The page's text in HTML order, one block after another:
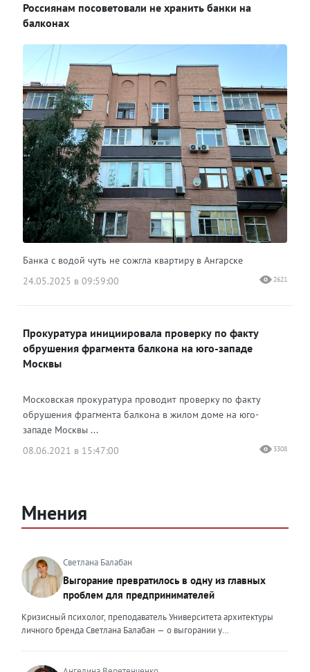
Россиянам посоветовали не хранить банки на
балконах
Банка с водой чуть не сожгла квартиру в Ангарске
24.05.2025 в 09:59:00
2621
Прокуратура инициировала проверку по факту
обрушения фрагмента балкона на юго-западе
Москвы
Московская прокуратура проводит проверку по факту
обрушения фрагмента балкона в жилом доме на юго-
западе Москвы ...
08.06.2021 в 15:47:00
3308
Мнения
Светлана Балабан
Выгорание превратилось в одну из главных
проблем для предпринимателей
Кризисный психолог, преподаватель Университета архитектуры
личного бренда Светлана Балабан — о выгорании у
проблемой, однако выгорание у предпринимателей заметно